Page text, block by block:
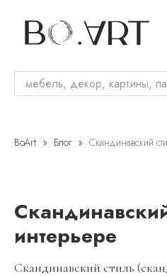
BoArt Блог Скандинавский
интерьере
Скандинавский стиль